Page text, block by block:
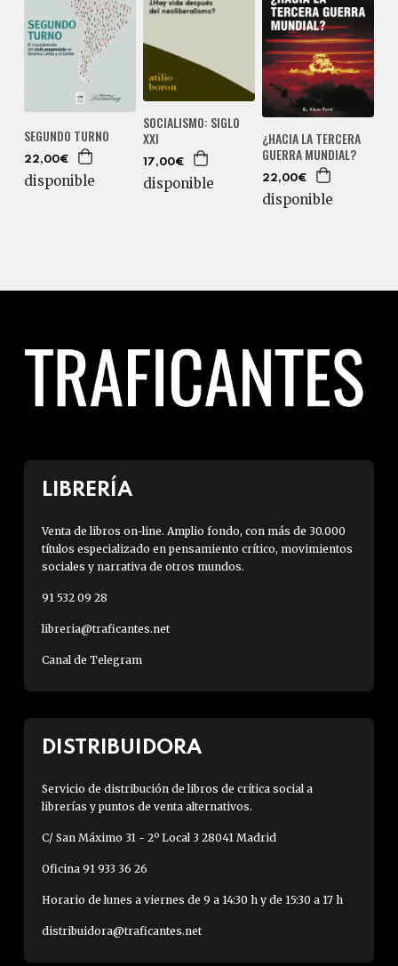
SEGUNDO TURNO
22,00€
disponible
SOCIALISMO: SIGLO
XXI
17,00€
disponible
¿HACIA LA TERCERA
GUERRA MUNDIAL?
22,00€
disponible
LIBRERÍA
Venta de libros on-line. Amplio fondo, con más de 30.000
títulos especializado en pensamiento crítico, movimientos
sociales y narrativa de otros mundos.
91 532 09 28
libreria@traficantes.net
Canal de Telegram
DISTRIBUIDORA
Servicio de distribución de libros de crítica social a
librerías y puntos de venta alternativos.
C/ San Máximo 31 - 2º Local 3 28041 Madrid
Oficina 91 933 36 26
Horario de lunes a viernes de 9 a 14:30 h y de 15:30 a 17 h
distribuidora@traficantes.net